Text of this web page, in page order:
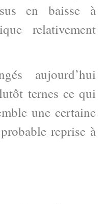
en baisse à
relativement
aujourd’hui
ternes ce qui
une certaine
reprise à